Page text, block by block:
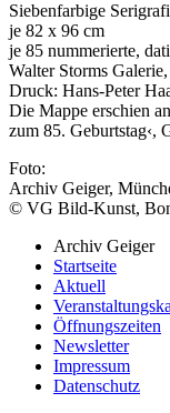
Siebenfarbige
je 82 x 96 cm
je 85 nummerierte,
Walter Storms
Druck: Hans-Peter
Die Mappe erschien
zum 85. Geburtstag‹,
Foto:
Archiv Geiger,
© VG Bild-Kunst,
Archiv Geiger
Startseite
Aktuell
Öffnungszeiten
Newsletter
Impressum
Datenschutz